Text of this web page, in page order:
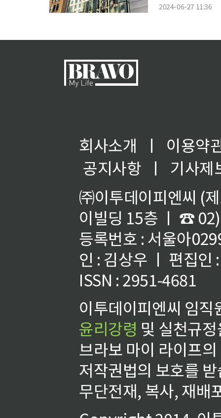
2024-06-27 11:36
회사소개 ㅣ
이용약
공지사항
ㅣ
기사제
㈜이투데이피엔씨 (
이빌딩 15층 ㅣ ☎
등록번호 : 서울아
인 : 김상우 ㅣ 편집인
ISSN : 2951-4681
이투데이피엔씨 임
윤리강령 및 실천규
브라보 마이 라이프
저작권법의 보호를
무단전재, 복사, 재배